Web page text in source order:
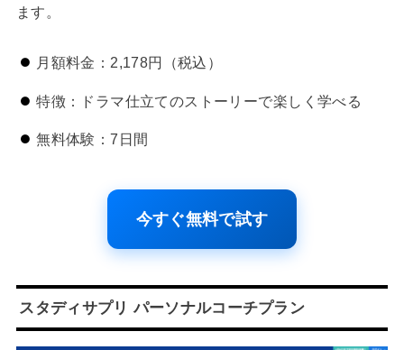
ます。
月額料金：2,178円（税込）
特徴：ドラマ仕立てのストーリーで楽しく学べる
無料体験：7日間
今すぐ無料で試す
スタディサプリ パーソナルコーチプラン